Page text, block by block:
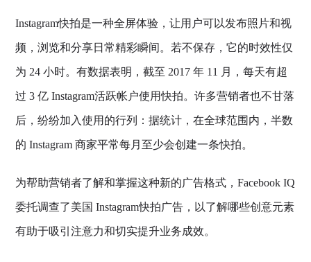
Instagram快拍是一种全屏体验，让用户可以发布照片和视
频，浏览和分享日常精彩瞬间。若不保存，它的时效性仅
为 24 小时。有数据表明，截至 2017 年 11 月，每天有超
过 3 亿 Instagram活跃帐户使用快拍。许多营销者也不甘落
后，纷纷加入使用的行列：据统计，在全球范围内，半数
的 Instagram 商家平常每月至少会创建一条快拍。
为帮助营销者了解和掌握这种新的广告格式，Facebook IQ
委托调查了美国 Instagram快拍广告，以了解哪些创意元素
有助于吸引注意力和切实提升业务成效。